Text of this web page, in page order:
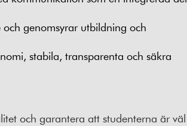
genomsyrar utbildning och
stabila, transparenta och säkra
och garantera att studenterna är väl